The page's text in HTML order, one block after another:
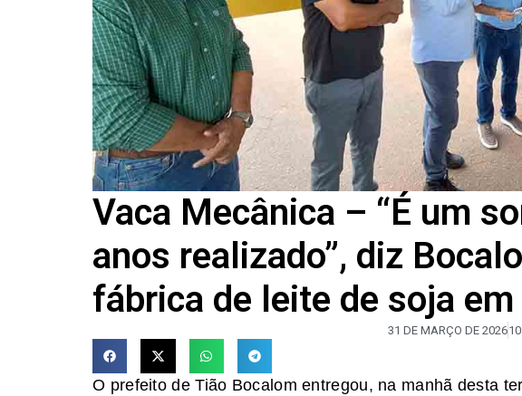
Vaca Mecânica – “É um
anos realizado”, diz
fábrica de leite de soja em
31 DE MARÇO DE 2026
O prefeito de Tião Bocalom entregou, na manhã desta